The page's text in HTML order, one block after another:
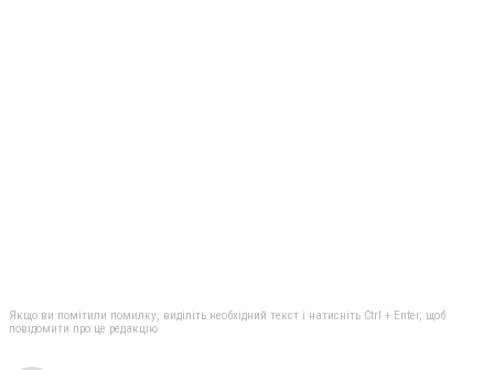
Якщо ви помітили помилку, виділіть необхідний текст і натисніть Ctrl + Enter, щоб
повідомити про це редакцію